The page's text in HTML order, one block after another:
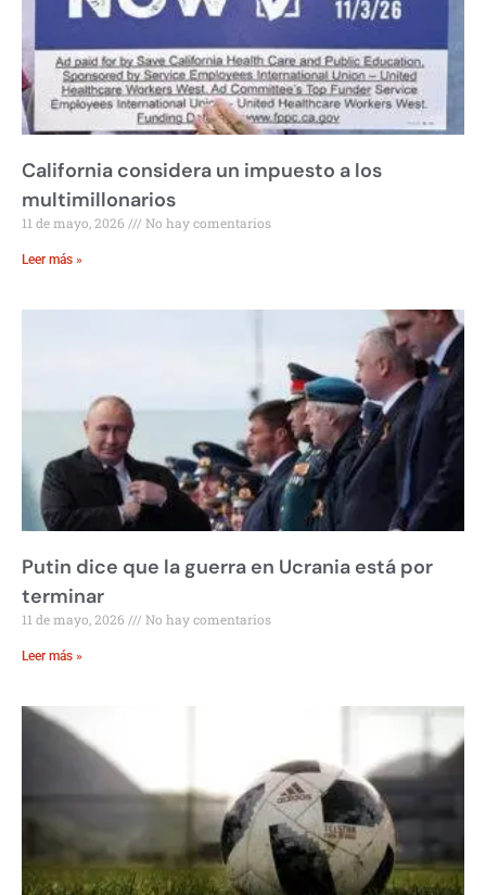
California considera un impuesto a los
multimillonarios
11 de mayo, 2026 No hay comentarios
Leer más »
Putin dice que la guerra en Ucrania está por
terminar
11 de mayo, 2026 No hay comentarios
Leer más »